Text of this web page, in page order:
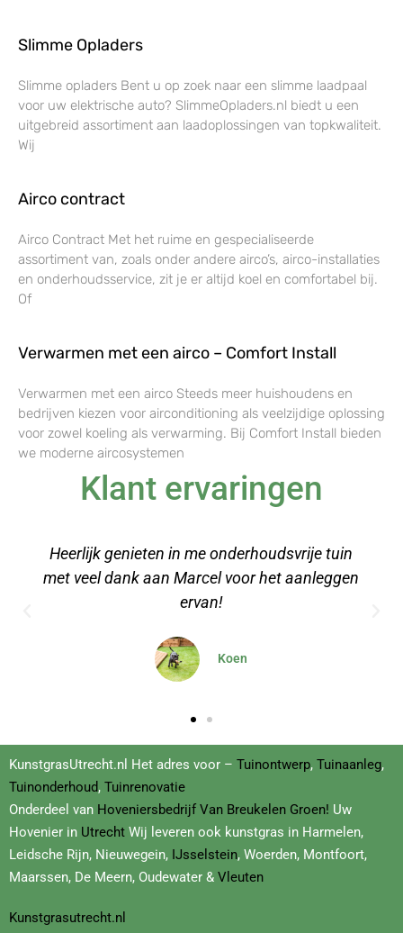
Slimme Opladers
Slimme opladers Bent u op zoek naar een slimme laadpaal
voor uw elektrische auto? SlimmeOpladers.nl biedt u een
uitgebreid assortiment aan laadoplossingen van topkwaliteit.
Wij
Airco contract
Airco Contract Met het ruime en gespecialiseerde
assortiment van, zoals onder andere airco’s, airco-installaties
en onderhoudsservice, zit je er altijd koel en comfortabel bij.
Of
Verwarmen met een airco – Comfort Install
Verwarmen met een airco Steeds meer huishoudens en
bedrijven kiezen voor airconditioning als veelzijdige oplossing
voor zowel koeling als verwarming. Bij Comfort Install bieden
we moderne aircosystemen
Klant ervaringen
Heerlijk genieten in me onderhoudsvrije tuin
met veel dank aan Marcel voor het aanleggen
ervan!​
Koen
KunstgrasUtrecht.nl Het adres voor – Tuinontwerp, Tuinaanleg,
Tuinonderhoud, Tuinrenovatie
Onderdeel van Hoveniersbedrijf Van Breukelen Groen! Uw
Hovenier in Utrecht Wij leveren ook kunstgras in Harmelen,
Leidsche Rijn, Nieuwegein, IJsselstein, Woerden, Montfoort,
Maarssen, De Meern, Oudewater & Vleuten
Kunstgrasutrecht.nl